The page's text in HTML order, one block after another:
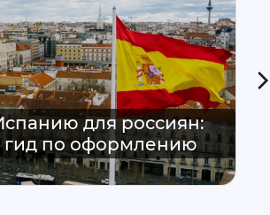
для россиян:
по оформлению